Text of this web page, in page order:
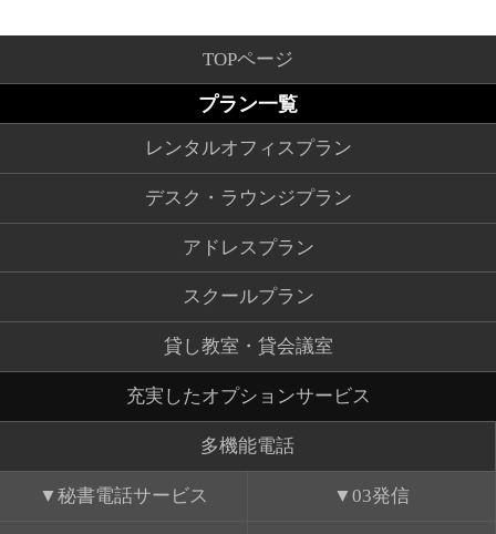
TOPページ
プラン一覧
レンタルオフィスプラン
デスク・ラウンジプラン
アドレスプラン
スクールプラン
貸し教室・貸会議室
充実したオプションサービス
多機能電話
秘書電話サービス 03発信